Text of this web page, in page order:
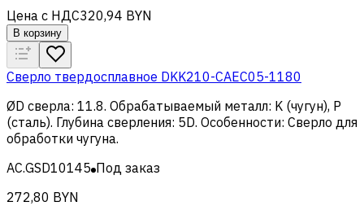
Цена с НДС320,94 BYN
В корзину
Сверло твердосплавное DKK210-CAEC05-1180
ØD сверла: 11.8. Обрабатываемый металл: K (чугун), Р
(сталь). Глубина сверления: 5D. Особенности: Сверло для
обработки чугуна.
AC.GSD10145 Под заказ
272,80 BYN